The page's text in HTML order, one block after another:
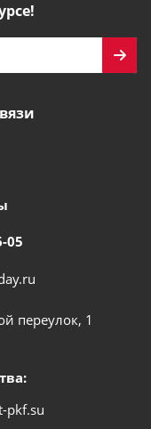
05
переулок, 1
pkf.su